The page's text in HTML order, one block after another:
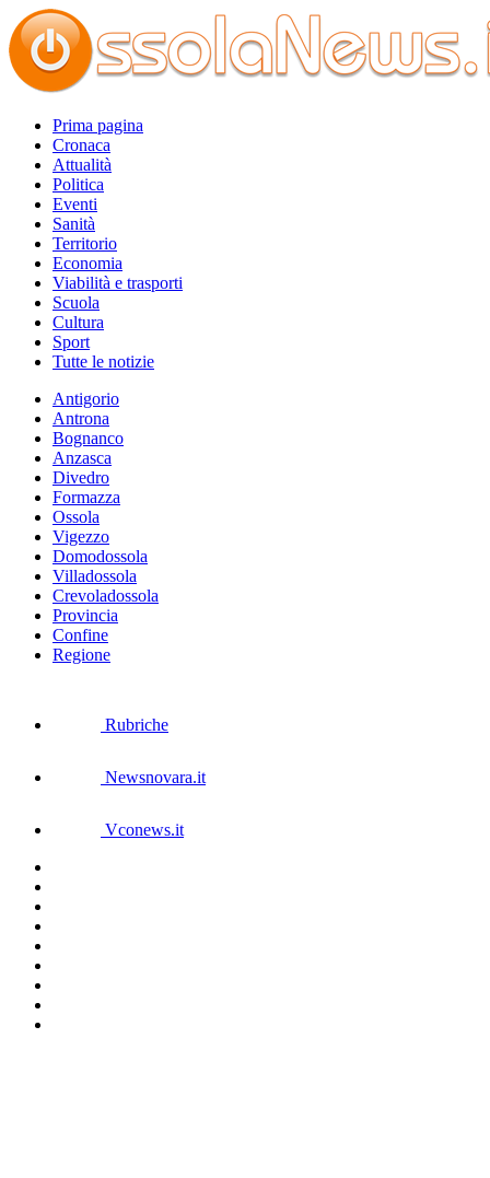
Prima pagina
Cronaca
Attualità
Politica
Eventi
Sanità
Territorio
Economia
Viabilità e trasporti
Scuola
Cultura
Sport
Tutte le notizie
Antigorio
Antrona
Bognanco
Anzasca
Divedro
Formazza
Ossola
Vigezzo
Domodossola
Villadossola
Crevoladossola
Provincia
Confine
Regione
Rubriche
Newsnovara.it
Vconews.it